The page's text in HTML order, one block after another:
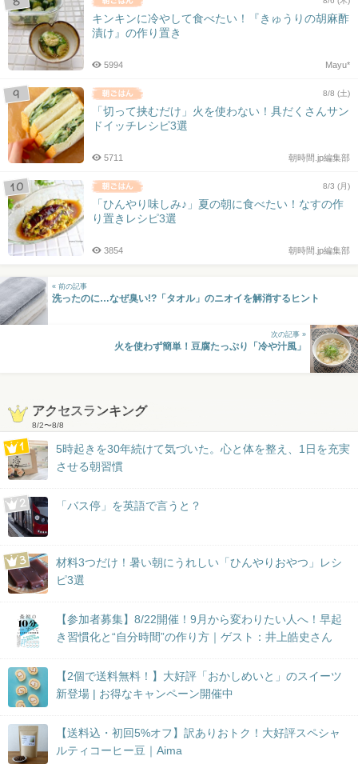
キンキンに冷やして食べたい！『きゅうりの胡麻酢
漬け』の作り置き
Mayu*
5994
8/8 (土)
「切って挟むだけ」火を使わない！具だくさんサン
ドイッチレシピ3選
朝時間.jp編集部
5711
8/3 (月)
「ひんやり味しみ♪」夏の朝に食べたい！なすの作
り置きレシピ3選
朝時間.jp編集部
3854
« 前の記事
洗ったのに…なぜ臭い!?「タオル」のニオイを解消するヒント
次の記事 »
火を使わず簡単！豆腐たっぷり「冷や汁風」
アクセスランキング
8/2〜8/8
5時起きを30年続けて気づいた。心と体を整え、1日を充実
させる朝習慣
「バス停」を英語で言うと？
材料3つだけ！暑い朝にうれしい「ひんやりおやつ」レシ
ピ3選
【参加者募集】8/22開催！9月から変わりたい人へ！早起
き習慣化と“自分時間”の作り方｜ゲスト：井上皓史さん
【2個で送料無料！】大好評「おかしめいと」のスイーツ
新登場 | お得なキャンペーン開催中
【送料込・初回5%オフ】訳ありおトク！大好評スペシャ
ルティコーヒー豆｜Aima